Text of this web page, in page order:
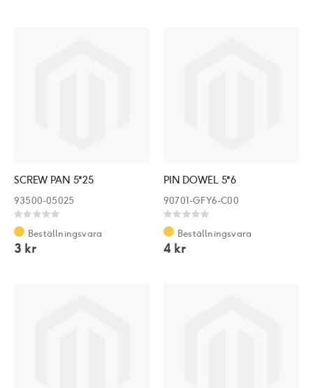
SCREW PAN 5*25
93500-05025
Rating:
0%
Beställningsvara
3 kr
PIN DOWEL 5*6
90701-GFY6-C00
Rating:
0%
Beställningsvara
4 kr